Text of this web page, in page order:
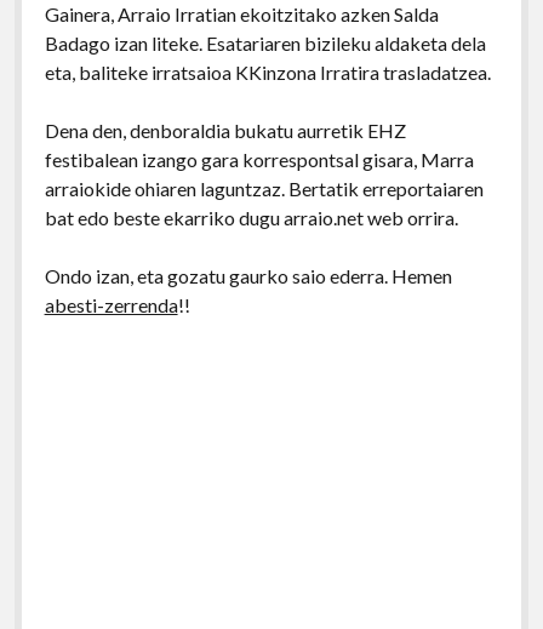
Gainera, Arraio Irratian ekoitzitako azken Salda
Badago izan liteke. Esatariaren bizileku aldaketa dela
eta, baliteke irratsaioa KKinzona Irratira trasladatzea.
Dena den, denboraldia bukatu aurretik EHZ
festibalean izango gara korrespontsal gisara, Marra
arraiokide ohiaren laguntzaz. Bertatik erreportaiaren
bat edo beste ekarriko dugu arraio.net web orrira.
Ondo izan, eta gozatu gaurko saio ederra. Hemen
abesti-zerrenda!!